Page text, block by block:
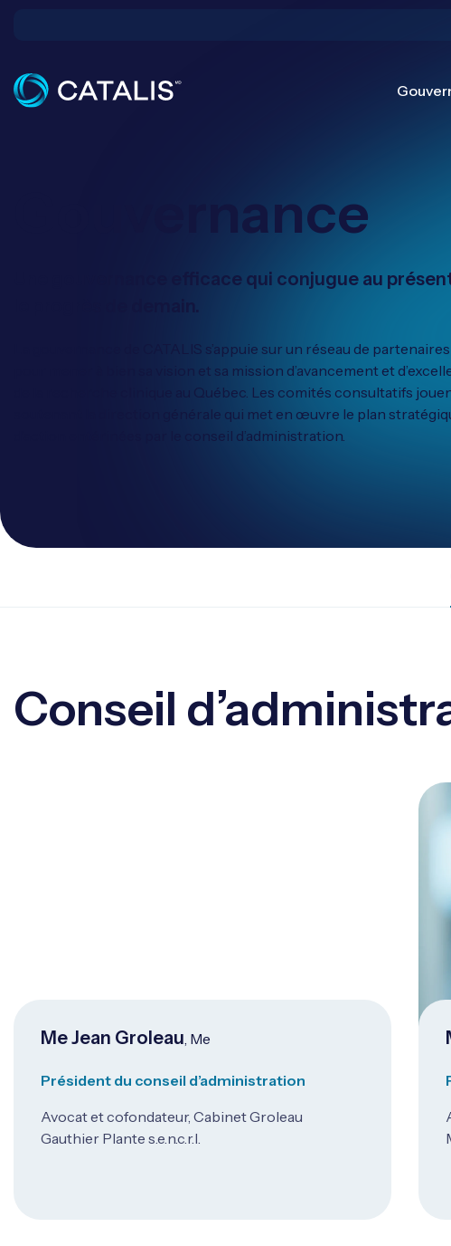
Gouvernance
Une gouvernance efficace qui conjugue au
​La gouvernance de CATALIS s’appuie sur un réseau de
pour mener à bien sa vision et sa mission d’avancement et
de la recherche clinique au Québec. Les comités consultatifs
soutenant la direction générale qui met en œuvre le plan
d’action entérinées par le conseil d’administration.
Conseil
Me Jean Groleau, Me
Président du conseil d’administration
Avocat et cofondateur, Cabinet Groleau
Gauthier Plante s.e.n.c.r.l.